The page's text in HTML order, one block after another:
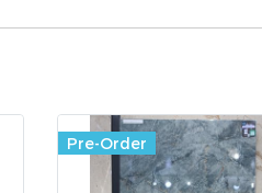
Pre-Order